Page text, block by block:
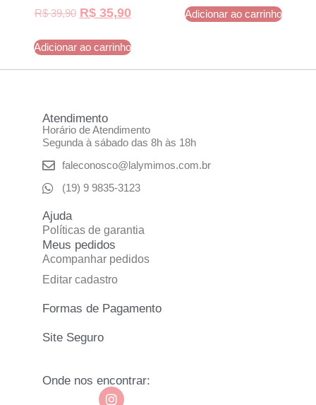
R$39,90 R$35,90
Adicionar ao carrinho
Adicionar ao carrinho
Atendimento
Horário de Atendimento
Segunda à sábado das 8h às 18h
faleconosco@lalymimos.com.br
(19) 9 9835-3123
Ajuda
Políticas de garantia
Meus pedidos
Acompanhar pedidos
Editar cadastro
Formas de Pagamento
Site Seguro
Onde nos encontrar: